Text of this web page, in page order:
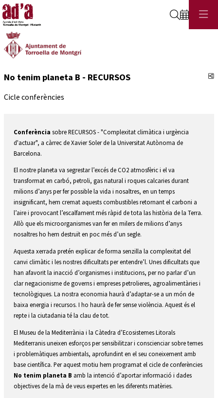
Cerca
No tenim planeta B - RECURSOS
Cicle conferències
Conferència sobre RECURSOS - "Complexitat climàtica i urgència
d'actuar", a càrrec de Xavier Soler de la Universitat Autònoma de
Barcelona.
El nostre planeta va segrestar l’excés de CO2 atmosfèric i el va
transformat en carbó, petroli, gas natural i roques calcaries durant
milions d’anys per fer possible la vida i nosaltres, en un temps
insignificant, hem cremat aquests combustibles retornant el carboni a
l’aire i provocant l’escalfament més ràpid de tota las història de la Terra.
Allò que els microorganismes van fer en milers de milions d’anys
nosaltres ho hem destruït en poc més d’un segle.
Aquesta xerrada pretén explicar de forma senzilla la complexitat del
canvi climàtic i les nostres dificultats per entendre’l. Unes dificultats que
han afavorit la inacció d’organismes i institucions, per no parlar d’un
clar negacionisme de governs i empreses petrolieres, agroalimentàries i
tecnològiques. La nostra economia haurà d’adaptar-se a un món de
baixa energia i recursos. I ho haurà de fer sense violència. Aquest és el
repte i la ciutadania té la clau de tot.
El Museu de la Mediterrània i la Càtedra d’Ecosistemes Litorals
Mediterranis uneixen esforços per sensibilitzar i conscienciar sobre temes
i problemàtiques ambientals, aprofundint en el seu coneixement amb
base científica. Per aquest motiu hem programat el cicle de conferències
No tenim planeta B amb la intenció d’aportar informació i dades
objectives de la mà de veus expertes en les diferents matèries.